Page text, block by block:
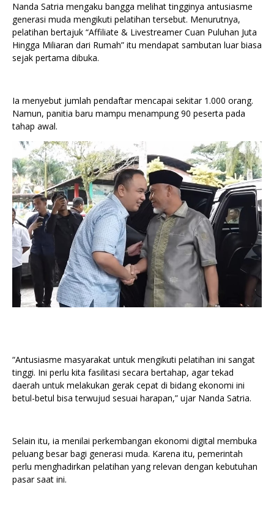
Nanda Satria mengaku bangga melihat tingginya antusiasme
generasi muda mengikuti pelatihan tersebut. Menurutnya,
pelatihan bertajuk “Affiliate & Livestreamer Cuan Puluhan Juta
Hingga Miliaran dari Rumah” itu mendapat sambutan luar biasa
sejak pertama dibuka.
Ia menyebut jumlah pendaftar mencapai sekitar 1.000 orang.
Namun, panitia baru mampu menampung 90 peserta pada
tahap awal.
“Antusiasme masyarakat untuk mengikuti pelatihan ini sangat
tinggi. Ini perlu kita fasilitasi secara bertahap, agar tekad
daerah untuk melakukan gerak cepat di bidang ekonomi ini
betul-betul bisa terwujud sesuai harapan,” ujar Nanda Satria.
Selain itu, ia menilai perkembangan ekonomi digital membuka
peluang besar bagi generasi muda. Karena itu, pemerintah
perlu menghadirkan pelatihan yang relevan dengan kebutuhan
pasar saat ini.